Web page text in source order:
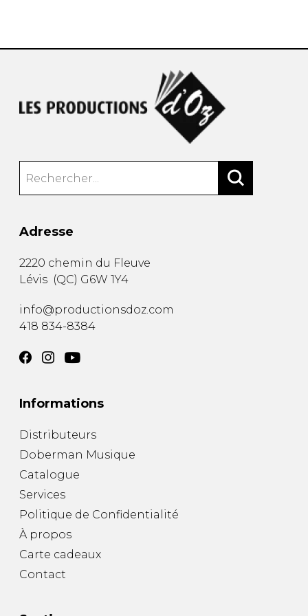
Adresse
2220 chemin du Fleuve
Lévis (QC) G6W 1Y4
info@productionsdoz.com
418 834-8384
Informations
Distributeurs
Doberman Musique
Catalogue
Services
Politique de Confidentialité
À propos
Carte cadeaux
Contact